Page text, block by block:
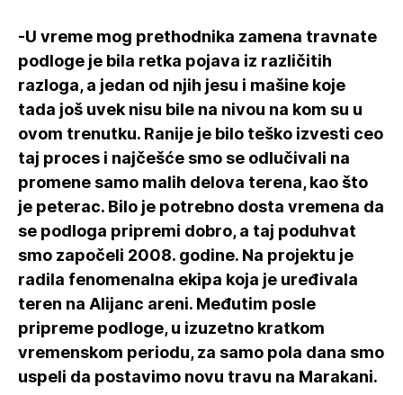
-U vreme mog prethodnika zamena travnate
podloge je bila retka pojava iz različitih
razloga, a jedan od njih jesu i mašine koje
tada još uvek nisu bile na nivou na kom su u
ovom trenutku. Ranije je bilo teško izvesti ceo
taj proces i najčešće smo se odlučivali na
promene samo malih delova terena, kao što
je peterac. Bilo je potrebno dosta vremena da
se podloga pripremi dobro, a taj poduhvat
smo započeli 2008. godine. Na projektu je
radila fenomenalna ekipa koja je uređivala
teren na Alijanc areni. Međutim posle
pripreme podloge, u izuzetno kratkom
vremenskom periodu, za samo pola dana smo
uspeli da postavimo novu travu na Marakani.